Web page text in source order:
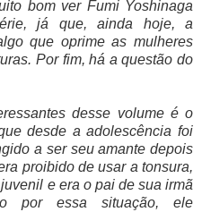
bom ver Fumi Yoshinaga
já que, ainda hoje, a
que oprime as mulheres
Por fim, há a questão do
desse volume é o
desde a adolescência foi
a ser seu amante depois
proibido de usar a tonsura,
e era o pai de sua irmã
por essa situação, ele